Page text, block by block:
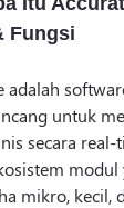
Fungsi
adalah
untuk
secara
modul
mikro, kecil,